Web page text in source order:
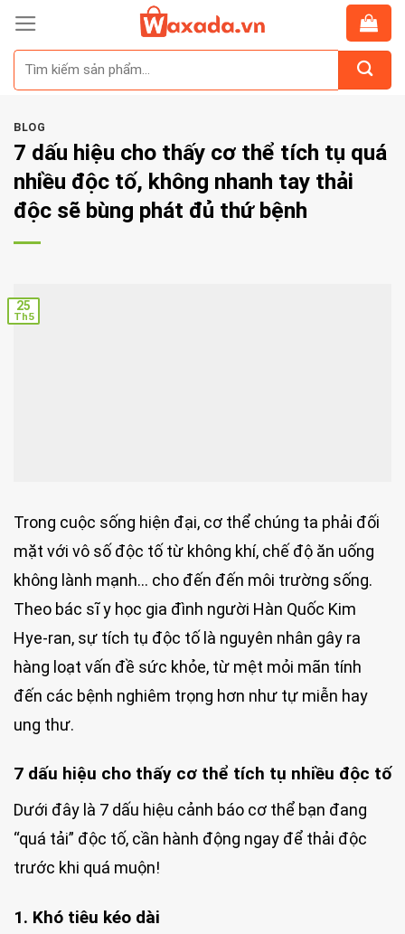
Skip
content
BLOG
7 dấu hiệu cho thấy cơ thể tích tụ quá
nhiều độc tố, không nhanh tay thải
độc sẽ bùng phát đủ thứ bệnh
25
Th5
Trong cuộc sống hiện đại, cơ thể chúng ta phải đối
mặt với vô số độc tố từ không khí, chế độ ăn uống
không lành mạnh… cho đến đến môi trường sống.
Theo bác sĩ y học gia đình người Hàn Quốc Kim
Hye-ran, sự tích tụ độc tố là nguyên nhân gây ra
hàng loạt vấn đề sức khỏe, từ mệt mỏi mãn tính
đến các bệnh nghiêm trọng hơn như tự miễn hay
ung thư.
7 dấu hiệu cho thấy cơ thể tích tụ nhiều độc tố
Dưới đây là 7 dấu hiệu cảnh báo cơ thể bạn đang
“quá tải” độc tố, cần hành động ngay để thải độc
trước khi quá muộn!
1. Khó tiêu kéo dài